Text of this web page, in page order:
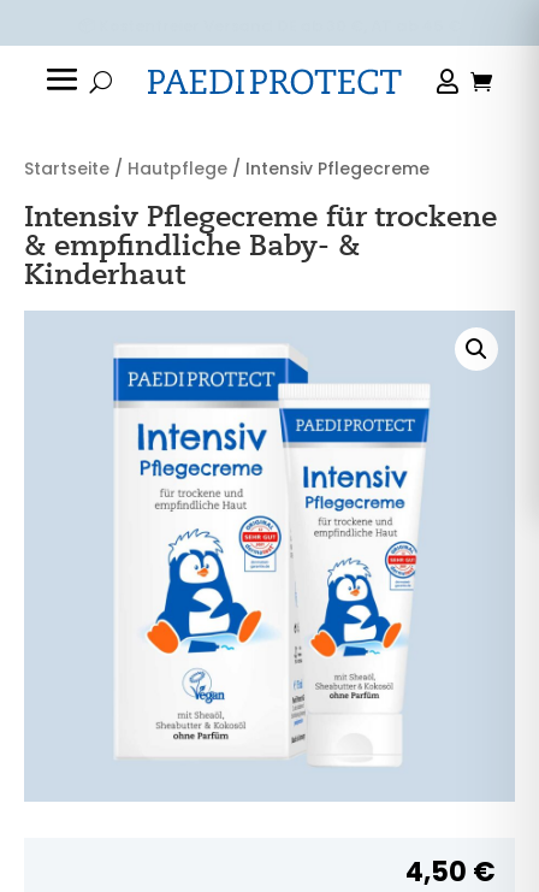
Startseite / Hautpflege / Intensiv Pflegecreme
Intensiv Pflegecreme für trockene
& empfindliche Baby- &
Kinderhaut
4,50 €